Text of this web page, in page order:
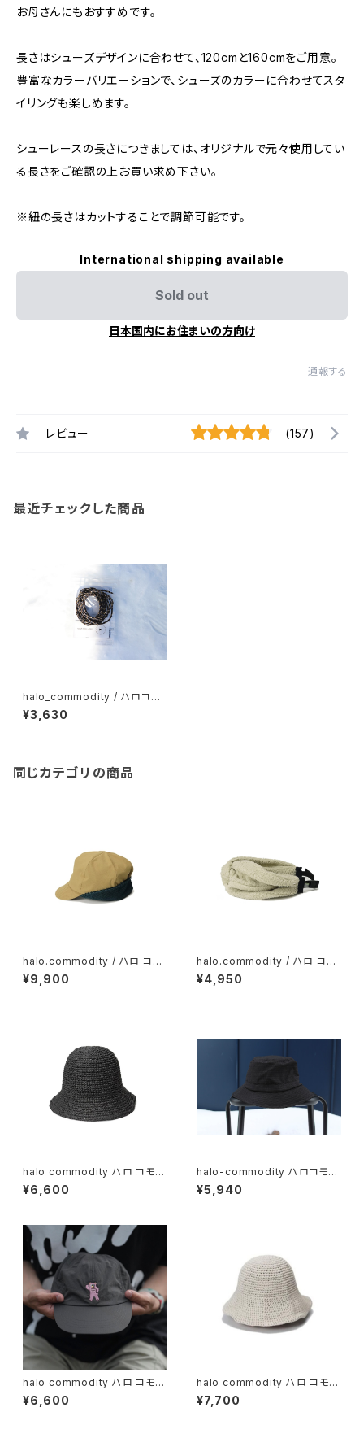
お母さんにもおすすめです。
長さはシューズデザインに合わせて、120cmと160cmをご用意。
豊富なカラーバリエーションで、シューズのカラーに合わせてスタ
イリングも楽しめます。
シューレースの長さにつきましては、オリジナルで元々使用してい
る長さをご確認の上お買い求め下さい。
※紐の長さはカットすることで調節可能です。
International shipping available
Sold out
日本国内にお住まいの方向け
通報する
レビュー (157)
最近チェックした商品
halo_commodity / ハロコモ
コモディティ Proc shoe lace
160cm / Black Mix
¥3,630
同じカテゴリの商品
halo.commodity / ハロ コモ
ディティ Crevice Flap Cap/
Camel
¥9,900
halo.commodity / ハロ コモ
ディティCuddly Band / Ivory
¥4,950
halo commodity ハロ コモデ
ィティ / Chip Dome Hat / bla
ck
¥6,600
halo-commodity ハロコモデ
ィティWhirl Hat / Black
¥5,940
halo commodity ハロ コモデ
ィティ / Mesh Bear Cap / C.
Grey
¥6,600
halo commodity ハロ コモデ
ィティ / Dry Knit Hat / Ecru
¥7,700